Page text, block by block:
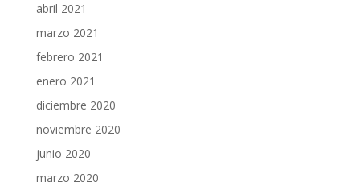
abril 2021
marzo 2021
febrero 2021
enero 2021
diciembre 2020
noviembre 2020
junio 2020
marzo 2020